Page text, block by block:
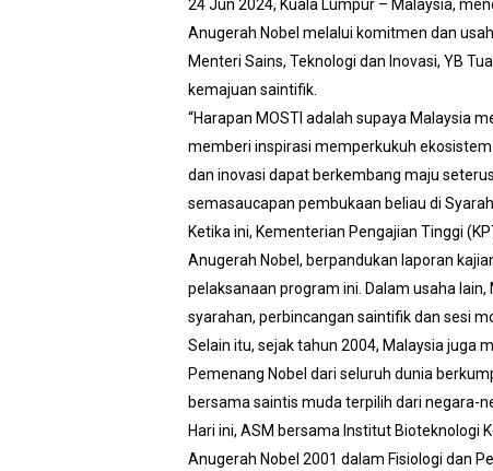
24 Jun 2024, Kuala Lumpur – Malaysia,
Anugerah Nobel melalui komitmen dan
Menteri Sains, Teknologi dan Inovasi, YB
kemajuan saintifik.
“Harapan MOSTI adalah supaya Malaysia
memberi inspirasi memperkukuh
dan inovasi dapat berkembang maju
semasaucapan pembukaan beliau di
Ketika ini, Kementerian Pengajian Tinggi
Anugerah Nobel, berpandukan laporan
pelaksanaan program ini. Dalam usaha
syarahan, perbincangan saintifik dan sesi
Selain itu, sejak tahun 2004, Malaysia juga
Pemenang Nobel dari seluruh dunia
bersama saintis muda terpilih dari negara-
Hari ini, ASM bersama Institut Bioteknologi
Anugerah Nobel 2001 dalam Fisiologi dan